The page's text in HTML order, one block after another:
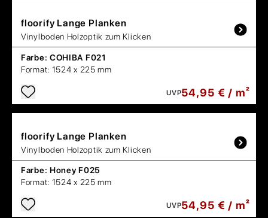
floorify Lange Planken
Vinylboden Holzoptik zum Klicken
Farbe: COHIBA F021
Format: 1524 x 225 mm
UVP54,95 € / m²
floorify Lange Planken
Vinylboden Holzoptik zum Klicken
Farbe: Honey F025
Format: 1524 x 225 mm
UVP54,95 € / m²